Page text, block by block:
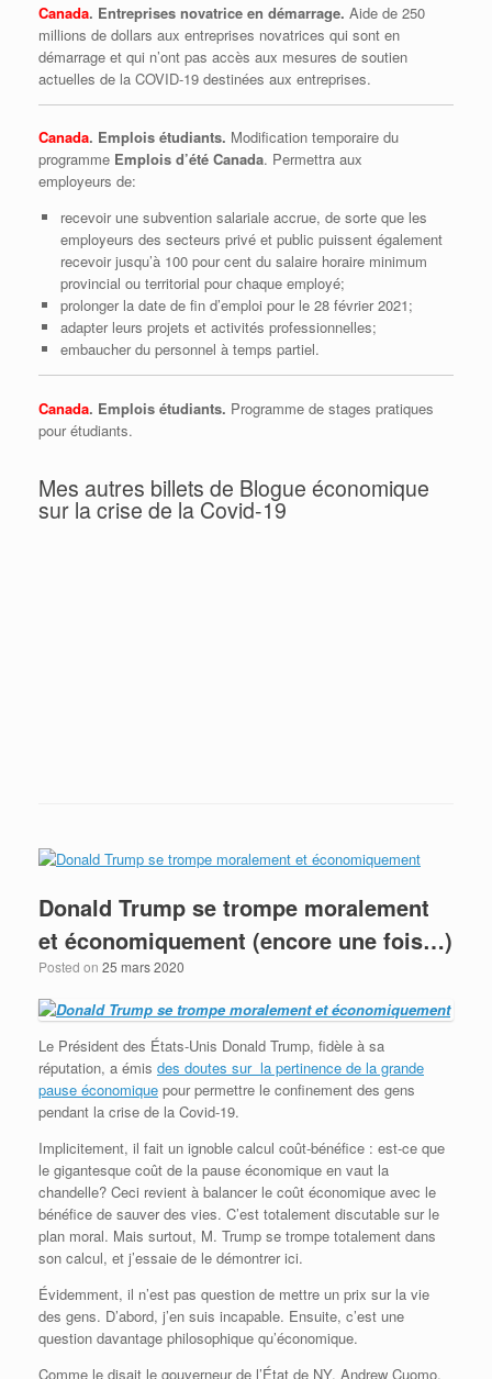
Canada. Entreprises novatrice en démarrage. Aide de 250
millions de dollars aux entreprises novatrices qui sont en
démarrage et qui n’ont pas accès aux mesures de soutien
actuelles de la COVID-19 destinées aux entreprises.
Canada. Emplois étudiants. Modification temporaire du
programme Emplois d’été Canada. Permettra aux
employeurs de:
recevoir une subvention salariale accrue, de sorte que les
employeurs des secteurs privé et public puissent également
recevoir jusqu’à 100 pour cent du salaire horaire minimum
provincial ou territorial pour chaque employé;
prolonger la date de fin d’emploi pour le 28 février 2021;
adapter leurs projets et activités professionnelles;
embaucher du personnel à temps partiel.
Canada. Emplois étudiants. Programme de stages pratiques
pour étudiants.
Mes autres billets de Blogue économique
sur la crise de la Covid-19
Donald Trump se trompe moralement
et économiquement (encore une fois…)
Posted on 25 mars 2020
Le Président des États-Unis Donald Trump, fidèle à sa
réputation, a émis des doutes sur la pertinence de la grande
pause économique pour permettre le confinement des gens
pendant la crise de la Covid-19.
Implicitement, il fait un ignoble calcul coût-bénéfice : est-ce que
le gigantesque coût de la pause économique en vaut la
chandelle? Ceci revient à balancer le coût économique avec le
bénéfice de sauver des vies. C’est totalement discutable sur le
plan moral. Mais surtout, M. Trump se trompe totalement dans
son calcul, et j’essaie de le démontrer ici.
Évidemment, il n’est pas question de mettre un prix sur la vie
des gens. D’abord, j’en suis incapable. Ensuite, c’est une
question davantage philosophique qu’économique.
Comme le disait le gouverneur de l’État de NY, Andrew Cuomo,